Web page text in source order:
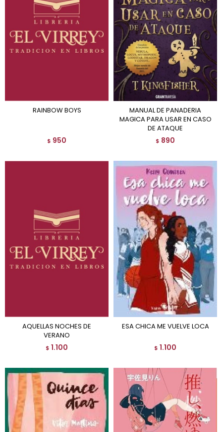
RAINBOW BOYS
$ 950
MANUAL DE PANADERIA
MAGICA PARA USAR EN CASO
DE ATAQUE
$ 890
AQUELLAS NOCHES DE
VERANO
$ 1.100
ESA CHICA ME VUELVE LOCA
$ 1.100